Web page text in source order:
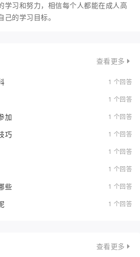
学习和努力，相信每个人都能在成人高
的学习目标。
查看更多
1 个回答
1 个回答
加 1 个回答
巧 1 个回答
1 个回答
1 个回答
些 1 个回答
1 个回答
查看更多